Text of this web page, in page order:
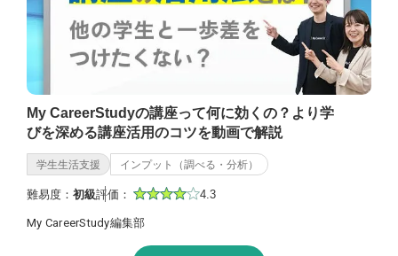
My CareerStudyの講座って何に効くの？より学
びを深める講座活用のコツを動画で解説
学生生活支援 インプット（調べる・分析）
難易度： 初級評価： 4.3
My CareerStudy編集部